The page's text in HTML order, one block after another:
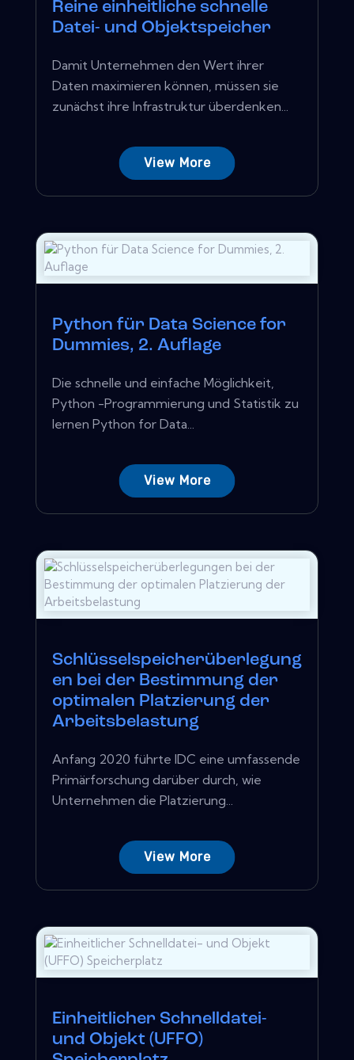
Reine einheitliche schnelle
Datei- und Objektspeicher
Damit Unternehmen den Wert ihrer
Daten maximieren können, müssen sie
zunächst ihre Infrastruktur überdenken...
View More
Python für Data Science for
Dummies, 2. Auflage
Die schnelle und einfache Möglichkeit,
Python -Programmierung und Statistik zu
lernen Python for Data...
View More
Schlüsselspeicherüberlegung
en bei der Bestimmung der
optimalen Platzierung der
Arbeitsbelastung
Anfang 2020 führte IDC eine umfassende
Primärforschung darüber durch, wie
Unternehmen die Platzierung...
View More
Einheitlicher Schnelldatei-
und Objekt (UFFO)